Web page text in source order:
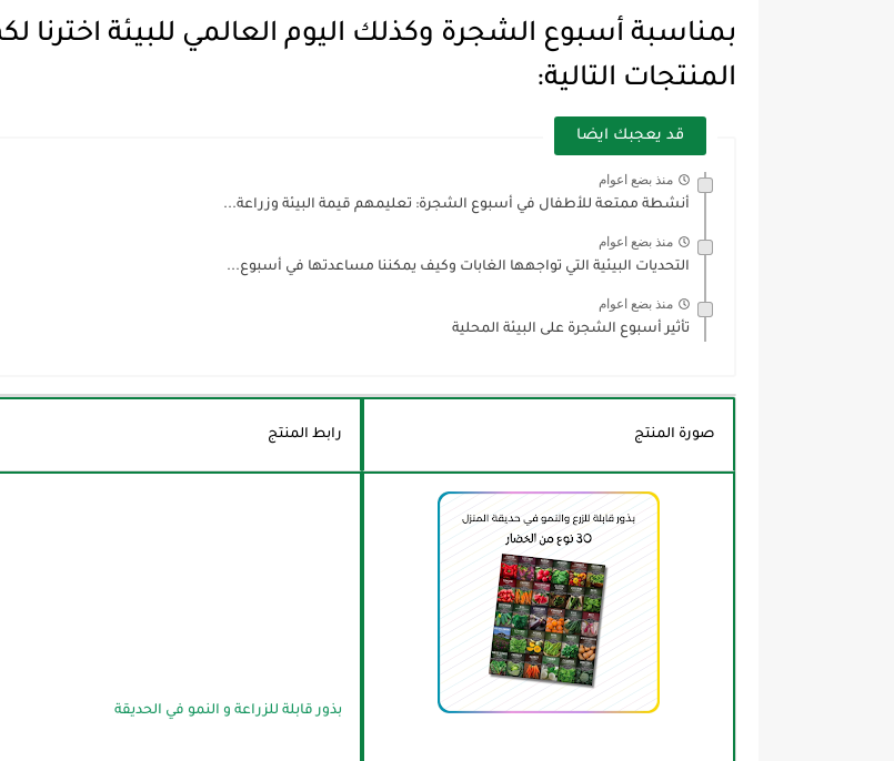
بمناسبة أسبوع الشجرة وكذلك اليوم العالمي للبيئة اخترنا
المنتجات التالية:
قد يعجبك ايضا
منذ بضع اعوام
أنشطة ممتعة للأطفال في أسبوع الشجرة: تعليمهم قيمة البيئة وزراعة...
منذ بضع اعوام
التحديات البيئية التي تواجهها الغابات وكيف يمكننا مساعدتها في أسبوع...
منذ بضع اعوام
تأثير أسبوع الشجرة على البيئة المحلية
صورة المنتج رابط المنتج
بذور قابلة للزراعة و النمو في الحديقة